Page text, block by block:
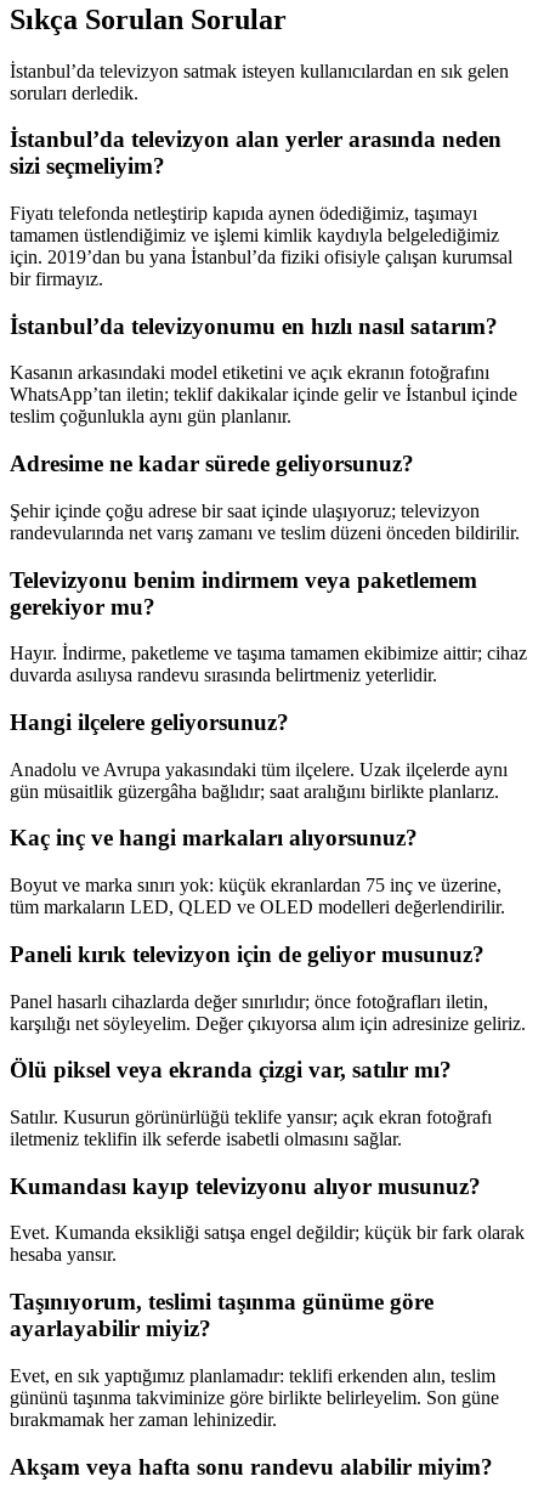
Sıkça Sorulan Sorular
İstanbul’da televizyon satmak isteyen kullanıcılardan en sık gelen
soruları derledik.
İstanbul’da televizyon alan yerler arasında neden
sizi seçmeliyim?
Fiyatı telefonda netleştirip kapıda aynen ödediğimiz, taşımayı
tamamen üstlendiğimiz ve işlemi kimlik kaydıyla belgelediğimiz
için. 2019’dan bu yana İstanbul’da fiziki ofisiyle çalışan kurumsal
bir firmayız.
İstanbul’da televizyonumu en hızlı nasıl satarım?
Kasanın arkasındaki model etiketini ve açık ekranın fotoğrafını
WhatsApp’tan iletin; teklif dakikalar içinde gelir ve İstanbul içinde
teslim çoğunlukla aynı gün planlanır.
Adresime ne kadar sürede geliyorsunuz?
Şehir içinde çoğu adrese bir saat içinde ulaşıyoruz; televizyon
randevularında net varış zamanı ve teslim düzeni önceden bildirilir.
Televizyonu benim indirmem veya paketlemem
gerekiyor mu?
Hayır. İndirme, paketleme ve taşıma tamamen ekibimize aittir; cihaz
duvarda asılıysa randevu sırasında belirtmeniz yeterlidir.
Hangi ilçelere geliyorsunuz?
Anadolu ve Avrupa yakasındaki tüm ilçelere. Uzak ilçelerde aynı
gün müsaitlik güzergâha bağlıdır; saat aralığını birlikte planlarız.
Kaç inç ve hangi markaları alıyorsunuz?
Boyut ve marka sınırı yok: küçük ekranlardan 75 inç ve üzerine,
tüm markaların LED, QLED ve OLED modelleri değerlendirilir.
Paneli kırık televizyon için de geliyor musunuz?
Panel hasarlı cihazlarda değer sınırlıdır; önce fotoğrafları iletin,
karşılığı net söyleyelim. Değer çıkıyorsa alım için adresinize geliriz.
Ölü piksel veya ekranda çizgi var, satılır mı?
Satılır. Kusurun görünürlüğü teklife yansır; açık ekran fotoğrafı
iletmeniz teklifin ilk seferde isabetli olmasını sağlar.
Kumandası kayıp televizyonu alıyor musunuz?
Evet. Kumanda eksikliği satışa engel değildir; küçük bir fark olarak
hesaba yansır.
Taşınıyorum, teslimi taşınma günüme göre
ayarlayabilir miyiz?
Evet, en sık yaptığımız planlamadır: teklifi erkenden alın, teslim
gününü taşınma takviminize göre birlikte belirleyelim. Son güne
bırakmamak her zaman lehinizedir.
Akşam veya hafta sonu randevu alabilir miyim?